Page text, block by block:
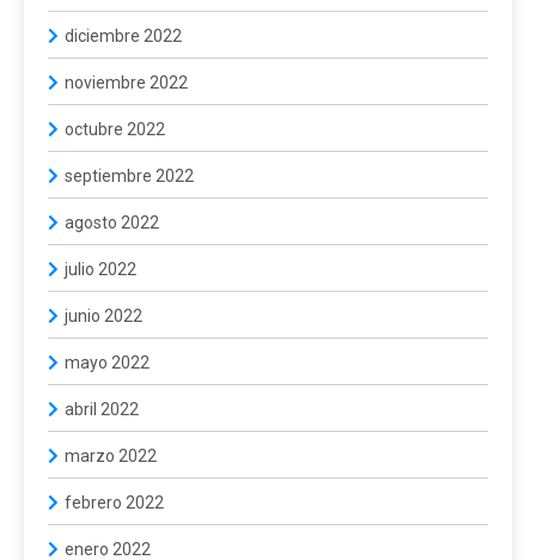
diciembre 2022
noviembre 2022
octubre 2022
septiembre 2022
agosto 2022
julio 2022
junio 2022
mayo 2022
abril 2022
marzo 2022
febrero 2022
enero 2022